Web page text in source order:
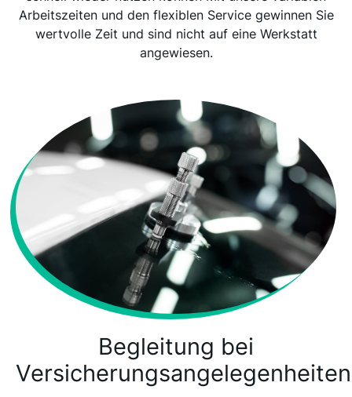
Arbeitszeiten und den flexiblen Service gewinnen Sie
wertvolle Zeit und sind nicht auf eine Werkstatt
angewiesen.
Begleitung bei
Versicherungsangelegenheiten